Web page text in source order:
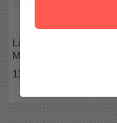
Långpeppar ekologisk
Mortar
115 kr